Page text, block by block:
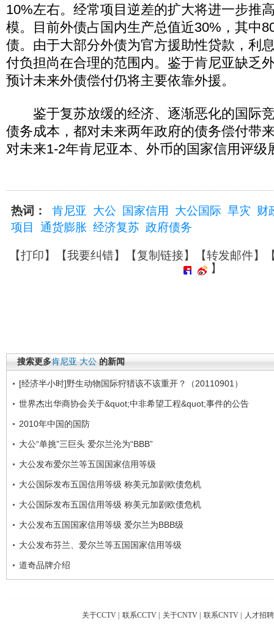
10%左右。经常项目逆差的扩大将进一步推
模。目前外债占国内生产总值近30%，其中
债。由于大部分外债为官方援助性贷款，利
付负担尚在合理的范围内。鉴于肯尼亚缺乏
预计未来外债偿付仍将主要依靠外援。
鉴于复苏放缓的经济、逐渐恶化的国际
债务成本，都对未来两年政府的债务偿付带
对未来1-2年肯尼亚本、外币的国家信用评级
热词： 肯尼亚 大公 国家信用 大公国际 旱灾 财
项目
通货膨胀 经济复苏 政府债务
【打印】【我要纠错】【复制链接】【转发邮件】
】
搜索更多肯尼亚 大公 的新闻
[经济半小时]野生动物国际狩猎该不该重开？（20110901）
世界杰出华商协会关于&quot;中非希望工程&quot;事件的公告
2010年中国的国防
大公“单挑”三巨头 爱尔兰沦为“BBB”
大公发布爱尔兰等五国国家信用等级
大公国际发布五国信用等级 称美元加剧欧债危机
大公国际发布五国信用等级 称美元加剧欧债危机
大公发布五国国家信用等级 爱尔兰为BBB级
大公发布芬兰、爱尔兰等五国国家信用等级
道奇品牌介绍
关于CCTV | 联系CCTV | 关于CNTV | 联系CNTV | 人才招聘